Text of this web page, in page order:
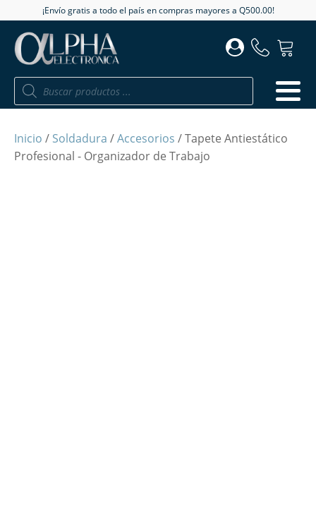
¡Envío gratis a todo el país en compras mayores a Q500.00!
Búsqueda
productos
Inicio / Soldadura /Accesorios / Tapete Antiestático
Profesional - Organizador de Trabajo